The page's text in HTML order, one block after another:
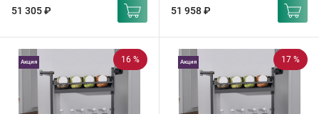
51 305 ₽ 51 958 ₽
16 %
Акция 17 %
Акция